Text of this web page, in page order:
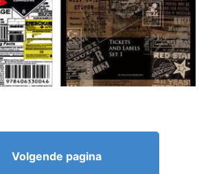
Volgende pagina